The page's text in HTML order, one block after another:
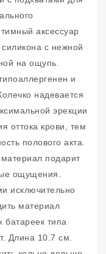
аксессуар
с нежной
на ощупь.
и
надевается
эрекции
оттока крови, тем
полового акта.
подарит
ощущения.
исключительно
материал
батареек типа
Длина 10.7 см.